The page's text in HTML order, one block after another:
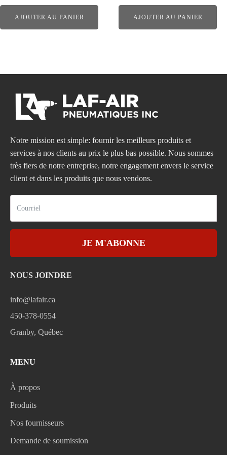
AJOUTER AU PANIER AJOUTER AU PANIER
Notre mission est simple: fournir les meilleurs produits et
services à nos clients au prix le plus bas possible. Nous sommes
très fiers de notre entreprise, notre engagement envers le service
client et dans les produits que nous vendons.
JE M'ABONNE
NOUS JOINDRE
info@lafair.ca
450-378-0554
Granby, Québec
MENU
À propos
Produits
Nos fournisseurs
Demande de soumission